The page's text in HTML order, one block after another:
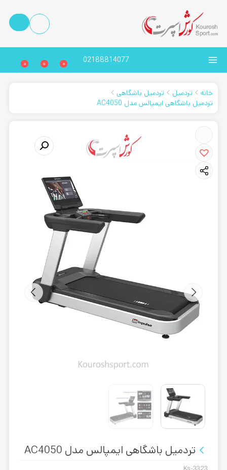
02188814077
0
0
0
خانه تردمیل
تردمیل باشگاهی
تردمیل باشگاهی ایمپالس مدل AC4050
تردمیل باشگاهی ایمپالس مدل AC4050